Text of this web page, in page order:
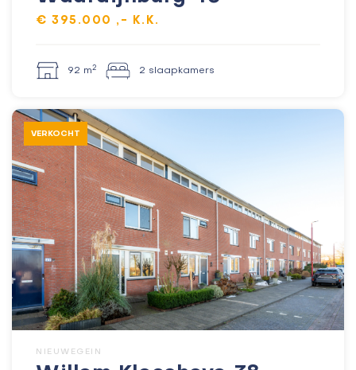
€ 395.000 ,- K.K.
92 m2 2 slaapkamers
VERKOCHT
NIEUWEGEIN